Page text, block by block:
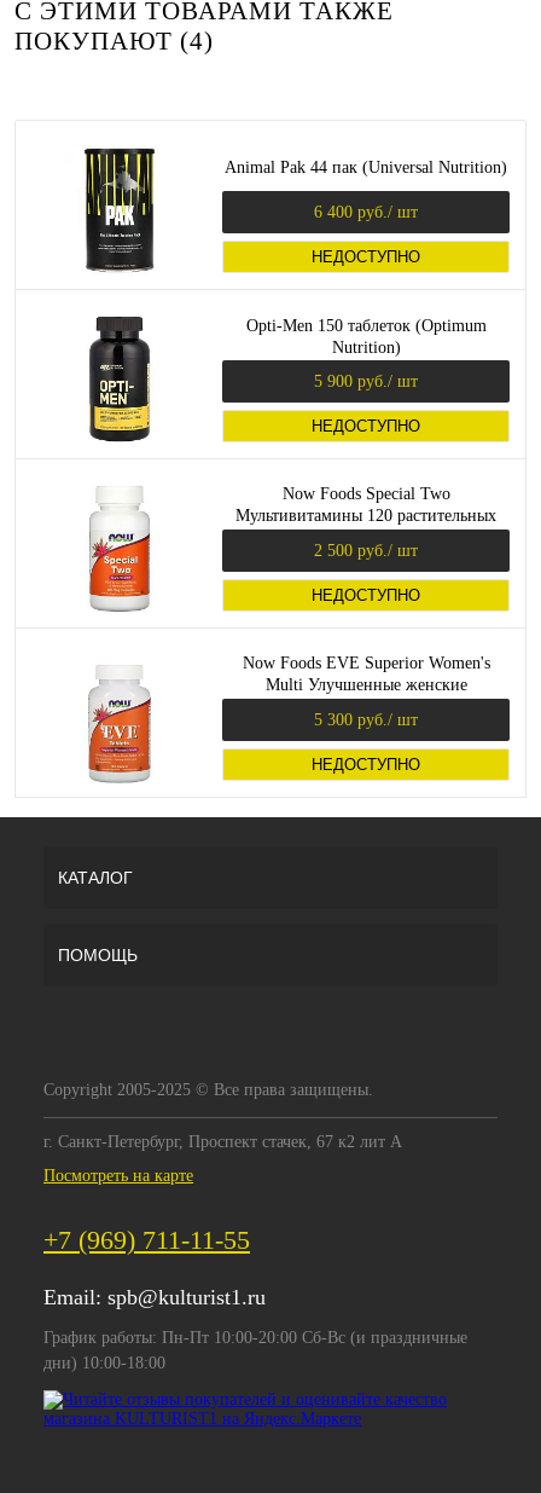
С ЭТИМИ ТОВАРАМИ ТАКЖЕ
ПОКУПАЮТ (4)
Animal Pak 44 пак (Universal Nutrition)
6 400 руб. / шт
НЕДОСТУПНО
Opti-Men 150 таблеток (Optimum
Nutrition)
5 900 руб. / шт
НЕДОСТУПНО
Now Foods Special Two
Мультивитамины 120 растительных
2 500 руб. / шт
НЕДОСТУПНО
Now Foods EVE Superior Women's
Multi Улучшенные женские
5 300 руб. / шт
НЕДОСТУПНО
КАТАЛОГ
ПОМОЩЬ
Copyright 2005-2025 © Все права защищены.
г. Санкт-Петербург, Проспект стачек, 67 к2 лит А
Посмотреть на карте
+7 (969) 711-11-55
Email: spb@kulturist1.ru
График работы: Пн-Пт 10:00-20:00 Сб-Вс (и праздничные
дни) 10:00-18:00